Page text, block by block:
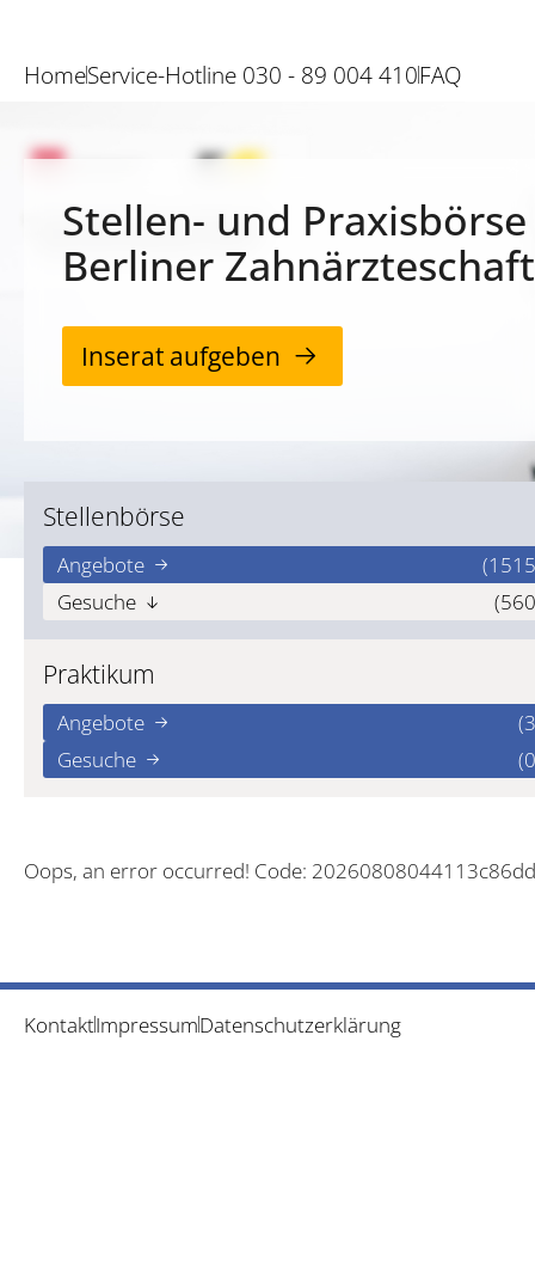
HomeService-Hotline 030 - 89 004 410FAQ
Stellen- und
Berliner Zahnärzteschaft
Inserat aufgeben
Stellenbörse
Angebote
Gesuche
Praktikum
Angebote
Gesuche
Oops, an error occurred! Code:
KontaktImpressumDatenschutzerklärung